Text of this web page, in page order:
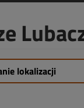
lokalizacji